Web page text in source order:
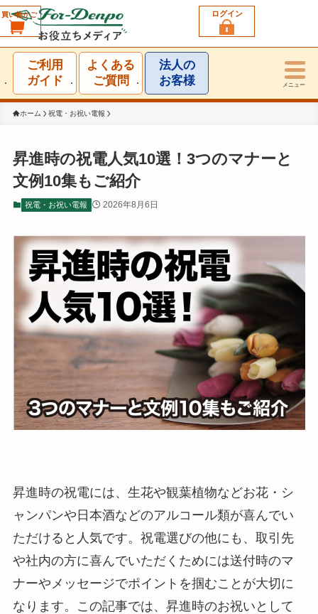
買い物かご ログイン
ご利用
ガイド
よくある
ご質問
法人の
お客様
メニュー
利用シーン一覧
結婚祝い
誕生日祝い
お見舞い・お礼
移転・開店・受賞祝い
選挙
退職・定年
入学・就職・合格祝い・卒業
成人式
父の日
叙勲・褒章祝い
長寿・還暦祝い
ホーム 祝電・お祝い電報
昇進時の祝電人気10選！3つのマナーと
文例10集もご紹介
祝電・お祝い電報 2026年8月6日
昇進時の祝電には、生花や観葉植物などお花・シ
ャンパンや日本酒などのアルコール類が喜んでい
ただけると人気です。祝電選びの他にも、取引先
や社内の方に喜んでいただくためには送付時のマ
ナーやメッセージでポイントを掴むことが大切に
なります。この記事では、昇進時のお祝いとして